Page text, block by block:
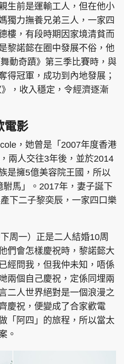
生前是運輸工人，但在他小
獨力撫養兄弟三人，一家四
樓，有段時期因家境清貧而
黎諾懿在圈中發展不俗，他
動奇蹟》第三季比賽時，與
得冠軍，成功到內地發展；
，收入穩定，令經濟逐漸
電影
，她曾是「2007年度香港
兩人交往3年後，並於2014
是擁5億美容院王國，所以
馬」。2017年，妻子誕下
下二子黎奕辰，一家四口樂
周一）正是二人結婚10周
們會怎樣慶祝時，黎諾懿大
經問我，但我仲未知，唔係
兩個自己慶祝，定係同埋兩
二人世界絕對是一個浪漫之
慶祝，便變成了合家歡電
「阿四」的旅程，所以當太
。